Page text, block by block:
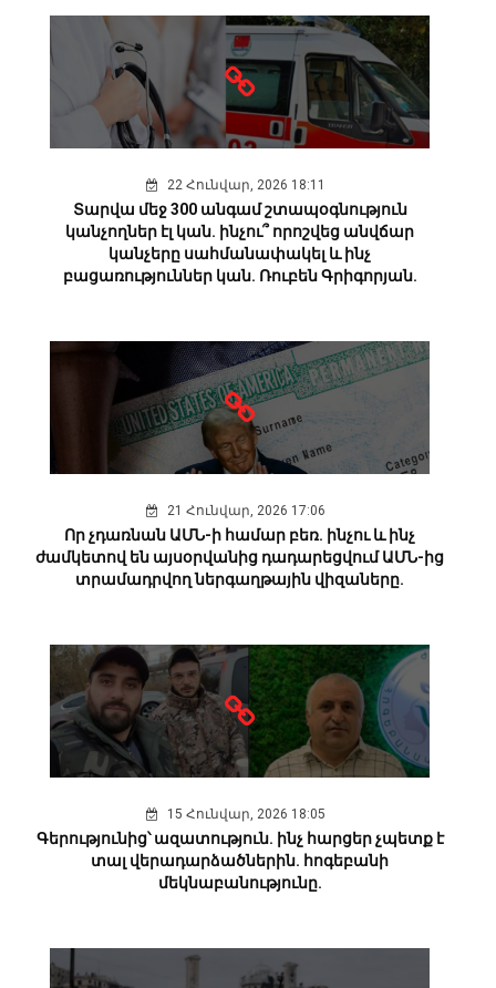
22 Հունվար, 2026 18:11
Տարվա մեջ 300 անգամ շտապօգնություն
կանչողներ էլ կան. ինչու՞ որոշվեց անվճար
կանչերը սահմանափակել և ինչ
բացառություններ կան. Ռուբեն Գրիգորյան.
21 Հունվար, 2026 17:06
Որ չդառնան ԱՄՆ-ի համար բեռ. ինչու և ինչ
ժամկետով են այսօրվանից դադարեցվում ԱՄՆ-ից
տրամադրվող ներգաղթային վիզաները.
15 Հունվար, 2026 18:05
Գերությունից՝ ազատություն. ինչ հարցեր չպետք է
տալ վերադարձածներին. հոգեբանի
մեկնաբանությունը.